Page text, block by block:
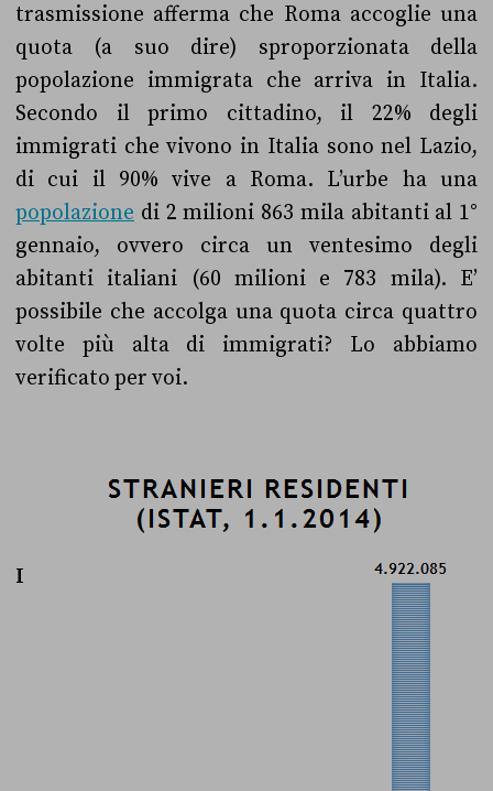
trasmissione afferma che Roma accoglie una
quota (a suo dire) sproporzionata della
popolazione immigrata che arriva in Italia.
Secondo il primo cittadino, il 22% degli
immigrati che vivono in Italia sono nel Lazio,
di cui il 90% vive a Roma. L’urbe ha una
popolazione di 2 milioni 863 mila abitanti al 1°
gennaio, ovvero circa un ventesimo degli
abitanti italiani (60 milioni e 783 mila). E’
possibile che accolga una quota circa quattro
volte più alta di immigrati? Lo abbiamo
verificato per voi.
I